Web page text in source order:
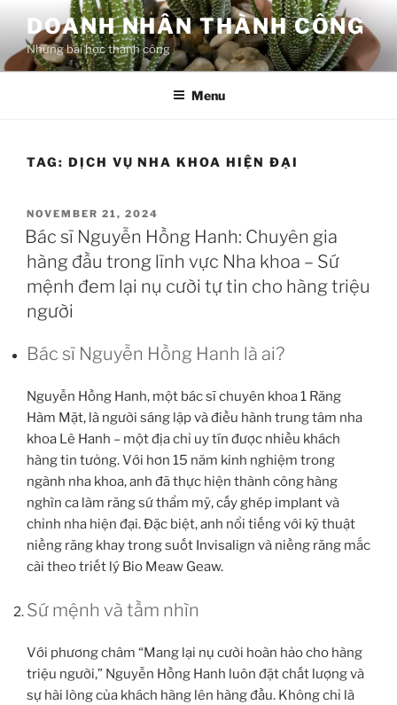
content
DOANH NHÂN THÀNH CÔNG
Những bài học thành công
Menu
TAG: DỊCH VỤ NHA KHOA HIỆN ĐẠI
POSTED
ON
NOVEMBER 21, 2024
Bác sĩ Nguyễn Hồng Hanh: Chuyên gia
hàng đầu trong lĩnh vực Nha khoa – Sứ
mệnh đem lại nụ cười tự tin cho hàng triệu
người
Bác sĩ Nguyễn Hồng Hanh là ai?
Nguyễn Hồng Hanh, một bác sĩ chuyên khoa 1 Răng
Hàm Mặt, là người sáng lập và điều hành trung tâm nha
khoa Lê Hanh – một địa chỉ uy tín được nhiều khách
hàng tin tưởng. Với hơn 15 năm kinh nghiệm trong
ngành nha khoa, anh đã thực hiện thành công hàng
nghìn ca làm răng sứ thẩm mỹ, cấy ghép implant và
chỉnh nha hiện đại. Đặc biệt, anh nổi tiếng với kỹ thuật
niềng răng khay trong suốt Invisalign và niềng răng mắc
cài theo triết lý Bio Meaw Geaw.
Sứ mệnh và tầm nhìn
Với phương châm “Mang lại nụ cười hoàn hảo cho hàng
triệu người,” Nguyễn Hồng Hanh luôn đặt chất lượng và
sự hài lòng của khách hàng lên hàng đầu. Không chỉ là